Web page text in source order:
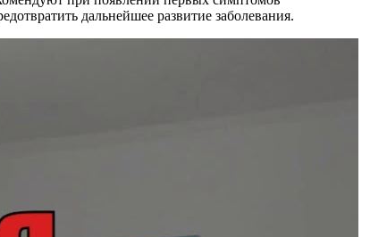
дальнейшее развитие заболевания.